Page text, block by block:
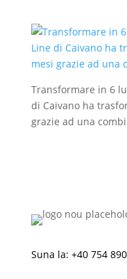
Transformare in 6
di Caivano ha
grazie ad una
Suna la: +40 754